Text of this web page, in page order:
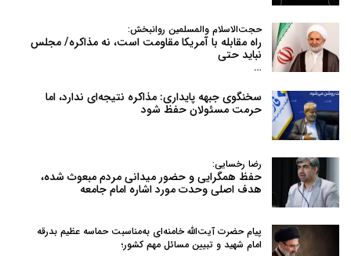
حجت‌الاسلام والمسلمین روانبخش:
راه مقابله با آمریکا مقاومت است، نه مذاکره/ مجلس
نباید حتی
…
سخنگوی جبهه پایداری: مذاکره نتیجه‌ای ندارد، اما
حرمت مسئولان حفظ شود
رضا رخسایی:
حفظ همگرایی و حضور میدانی مردم مبعوث شده،
هدف اصلی وحدت مورد اشاره امام جامعه
پیام حضرت آیت‌الله خامنه‌ای به‌مناسبت حماسه عظیم بدرقه
امام شهید و تبیین مسائل مهم کشور؛